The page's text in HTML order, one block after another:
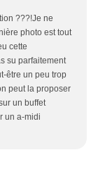
???!Je ne
photo est tout
cette
su parfaitement
être un peu trop
peut la proposer
un buffet
un a-midi